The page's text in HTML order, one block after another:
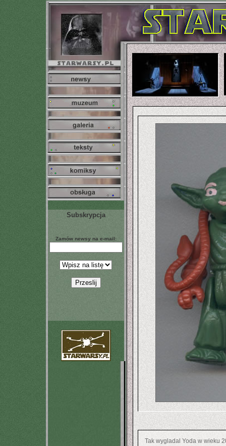
Subskrypcja
Zamów newsy na e-mail:
Tak wygladal Yoda w wieku